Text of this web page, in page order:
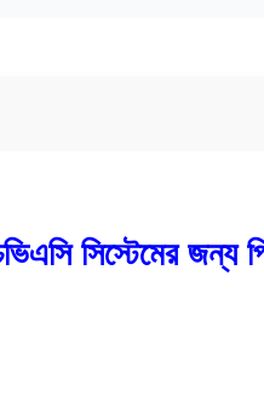
সিস্টেমের জন্য